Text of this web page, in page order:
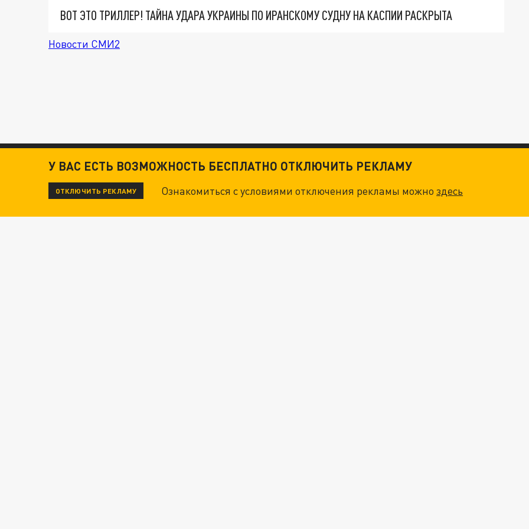
ВОТ ЭТО ТРИЛЛЕР! ТАЙНА УДАРА УКРАИНЫ ПО ИРАНСКОМУ СУДНУ НА КАСПИИ РАСКРЫТА
Новости СМИ2
У ВАС ЕСТЬ ВОЗМОЖНОСТЬ БЕСПЛАТНО ОТКЛЮЧИТЬ РЕКЛАМУ
ОТКЛЮЧИТЬ РЕКЛАМУ Ознакомиться с условиями отключения рекламы можноздесь